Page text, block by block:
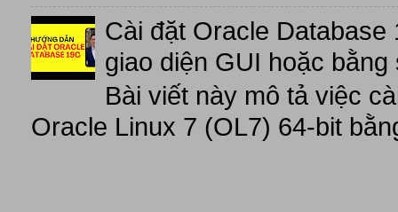
Cài đặt Oracle
giao diện GUI hoặc bằng
Bài viết này mô tả việc
Oracle Linux 7 (OL7) 64-bit